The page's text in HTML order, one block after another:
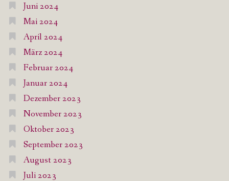
Juni 2024
Mai 2024
April 2024
März 2024
Februar 2024
Januar 2024
Dezember 2023
November 2023
Oktober 2023
September 2023
August 2023
Juli 2023